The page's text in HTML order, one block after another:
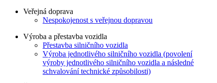
Veřejná doprava
Nespokojenost s veřejnou dopravou
Výroba a přestavba vozidla
Přestavba silničního vozidla
Výroba jednotlivého silničního vozidla (povolení
výroby jednotlivého silničního vozidla a následné
schvalování technické způsobilosti)